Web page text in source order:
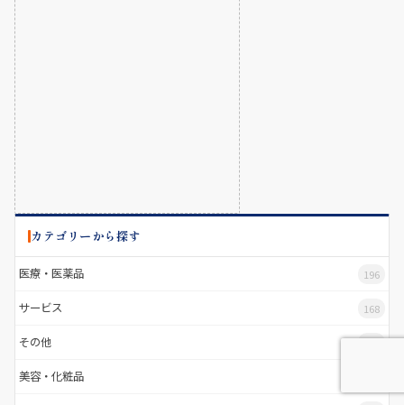
カテゴリーから探す
医療・医薬品 196
サービス 168
その他 146
美容・化粧品